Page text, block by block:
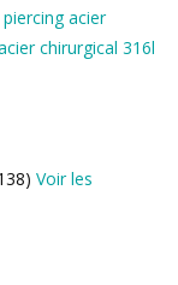
acier
chirurgical 316l
Voir les